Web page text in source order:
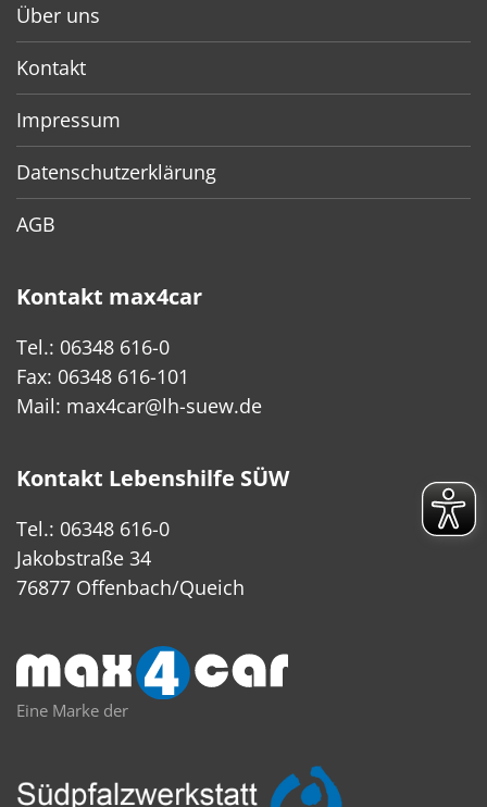
Über uns
Kontakt
Impressum
Datenschutzerklärung
AGB
Kontakt max4car
Tel.: 06348 616-0
Fax: 06348 616-101
Mail: max4car@lh-suew.de
Kontakt Lebenshilfe SÜW
Tel.: 06348 616-0
Jakobstraße 34
76877 Offenbach/Queich
Eine Marke der